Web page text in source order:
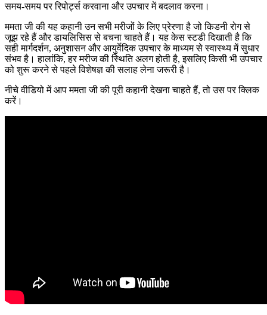
समय-समय पर रिपोर्ट्स करवाना और उपचार में बदलाव करना।
ममता जी की यह कहानी उन सभी मरीजों के लिए प्रेरणा है जो किडनी रोग से
जूझ रहे हैं और डायलिसिस से बचना चाहते हैं। यह केस स्टडी दिखाती है कि
सही मार्गदर्शन, अनुशासन और आयुर्वेदिक उपचार के माध्यम से स्वास्थ्य में सुधार
संभव है। हालांकि, हर मरीज की स्थिति अलग होती है, इसलिए किसी भी उपचार
को शुरू करने से पहले विशेषज्ञ की सलाह लेना जरूरी है।
नीचे वीडियो में आप ममता जी की पूरी कहानी देखना चाहते हैं, तो उस पर क्लिक
करें।